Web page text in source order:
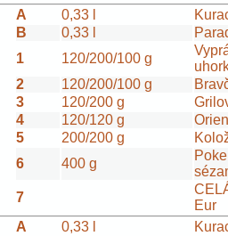
A 0,33 l
B
0,33 l
1
120/200/100 g
2
120/200/100 g
3
120/200 g
4
120/120 g
5
200/200 g
6
400 g
7
Eur
A 0,33 l